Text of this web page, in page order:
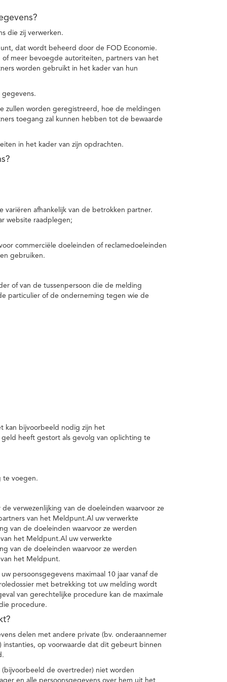
die zij verwerken.
dat wordt beheerd door de FOD Economie.
meer bevoegde autoriteiten, partners van het
worden gebruikt in het kader van hun
zullen worden geregistreerd, hoe de meldingen
toegang zal kunnen hebben tot de bewaarde
in het kader van zijn opdrachten.
afhankelijk van de betrokken partner.
website raadplegen;
commerciële doeleinden of reclamedoeleinden
gebruiken.
of van de tussenpersoon die de melding
particulier of de onderneming tegen wie de
kan bijvoorbeeld nodig zijn het
heeft gestort als gevolg van oplichting te
te voegen.
verwezenlijking van de doeleinden waarvoor ze
van het Meldpunt.Al uw verwerkte
van de doeleinden waarvoor ze werden
het Meldpunt.Al uw verwerkte
van de doeleinden waarvoor ze werden
het Meldpunt.
persoonsgegevens maximaal 10 jaar vanaf de
met betrekking tot uw melding wordt
van gerechtelijke procedure kan de maximale
procedure.
delen met andere private (bv. onderaannemer
op voorwaarde dat dit gebeurt binnen
de overtreder) niet worden
en alle persoonsgegevens over hem uit het